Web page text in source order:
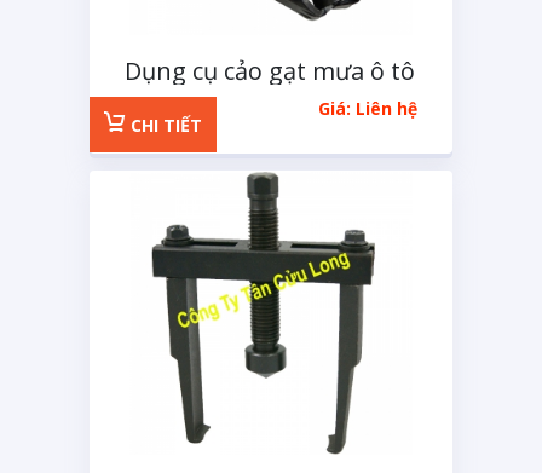
Dụng cụ cảo gạt mưa ô tô
Giá: Liên hệ
CHI TIẾT